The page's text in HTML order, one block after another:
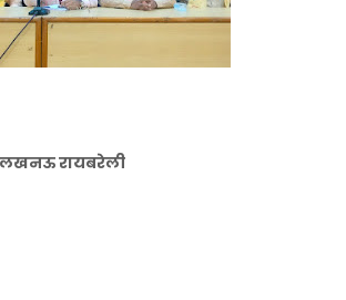
लखनऊ रायबरेली